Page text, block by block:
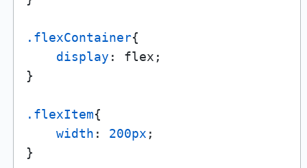
.flexContainer{
display : flex;
}
.flexItem{
width : 200px ;
}